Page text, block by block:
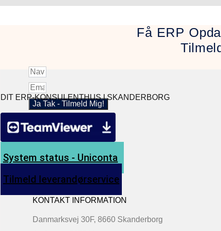
Få ERP
Ja Tak - Tilmeld Mig!
DIT ERP-KONSULENTHUS I SKANDERBORG
System status - Uniconta
Tilmeld leverandørservice
KONTAKT INFORMATION
Danmarksvej 30F, 8660 Skanderborg